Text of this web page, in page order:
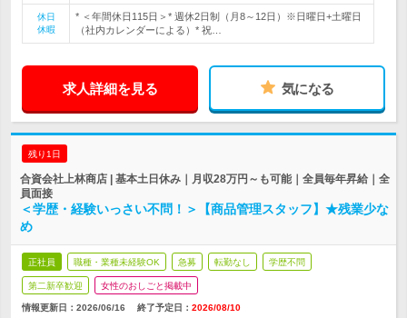
休日
休暇
* ＜年間休日115日＞* 週休2日制（月8～12日）※日曜日+土曜日
（社内カレンダーによる）* 祝…
求人詳細を見る 気になる
残り1日
合資会社上林商店 | 基本土日休み｜月収28万円～も可能｜全員毎年昇給｜全
員面接
＜学歴・経験いっさい不問！＞【商品管理スタッフ】★残業少な
め
正社員 職種・業種未経験OK 急募 転勤なし 学歴不問
第二新卒歓迎 女性のおしごと掲載中
情報更新日：2026/06/16 終了予定日： 2026/08/10